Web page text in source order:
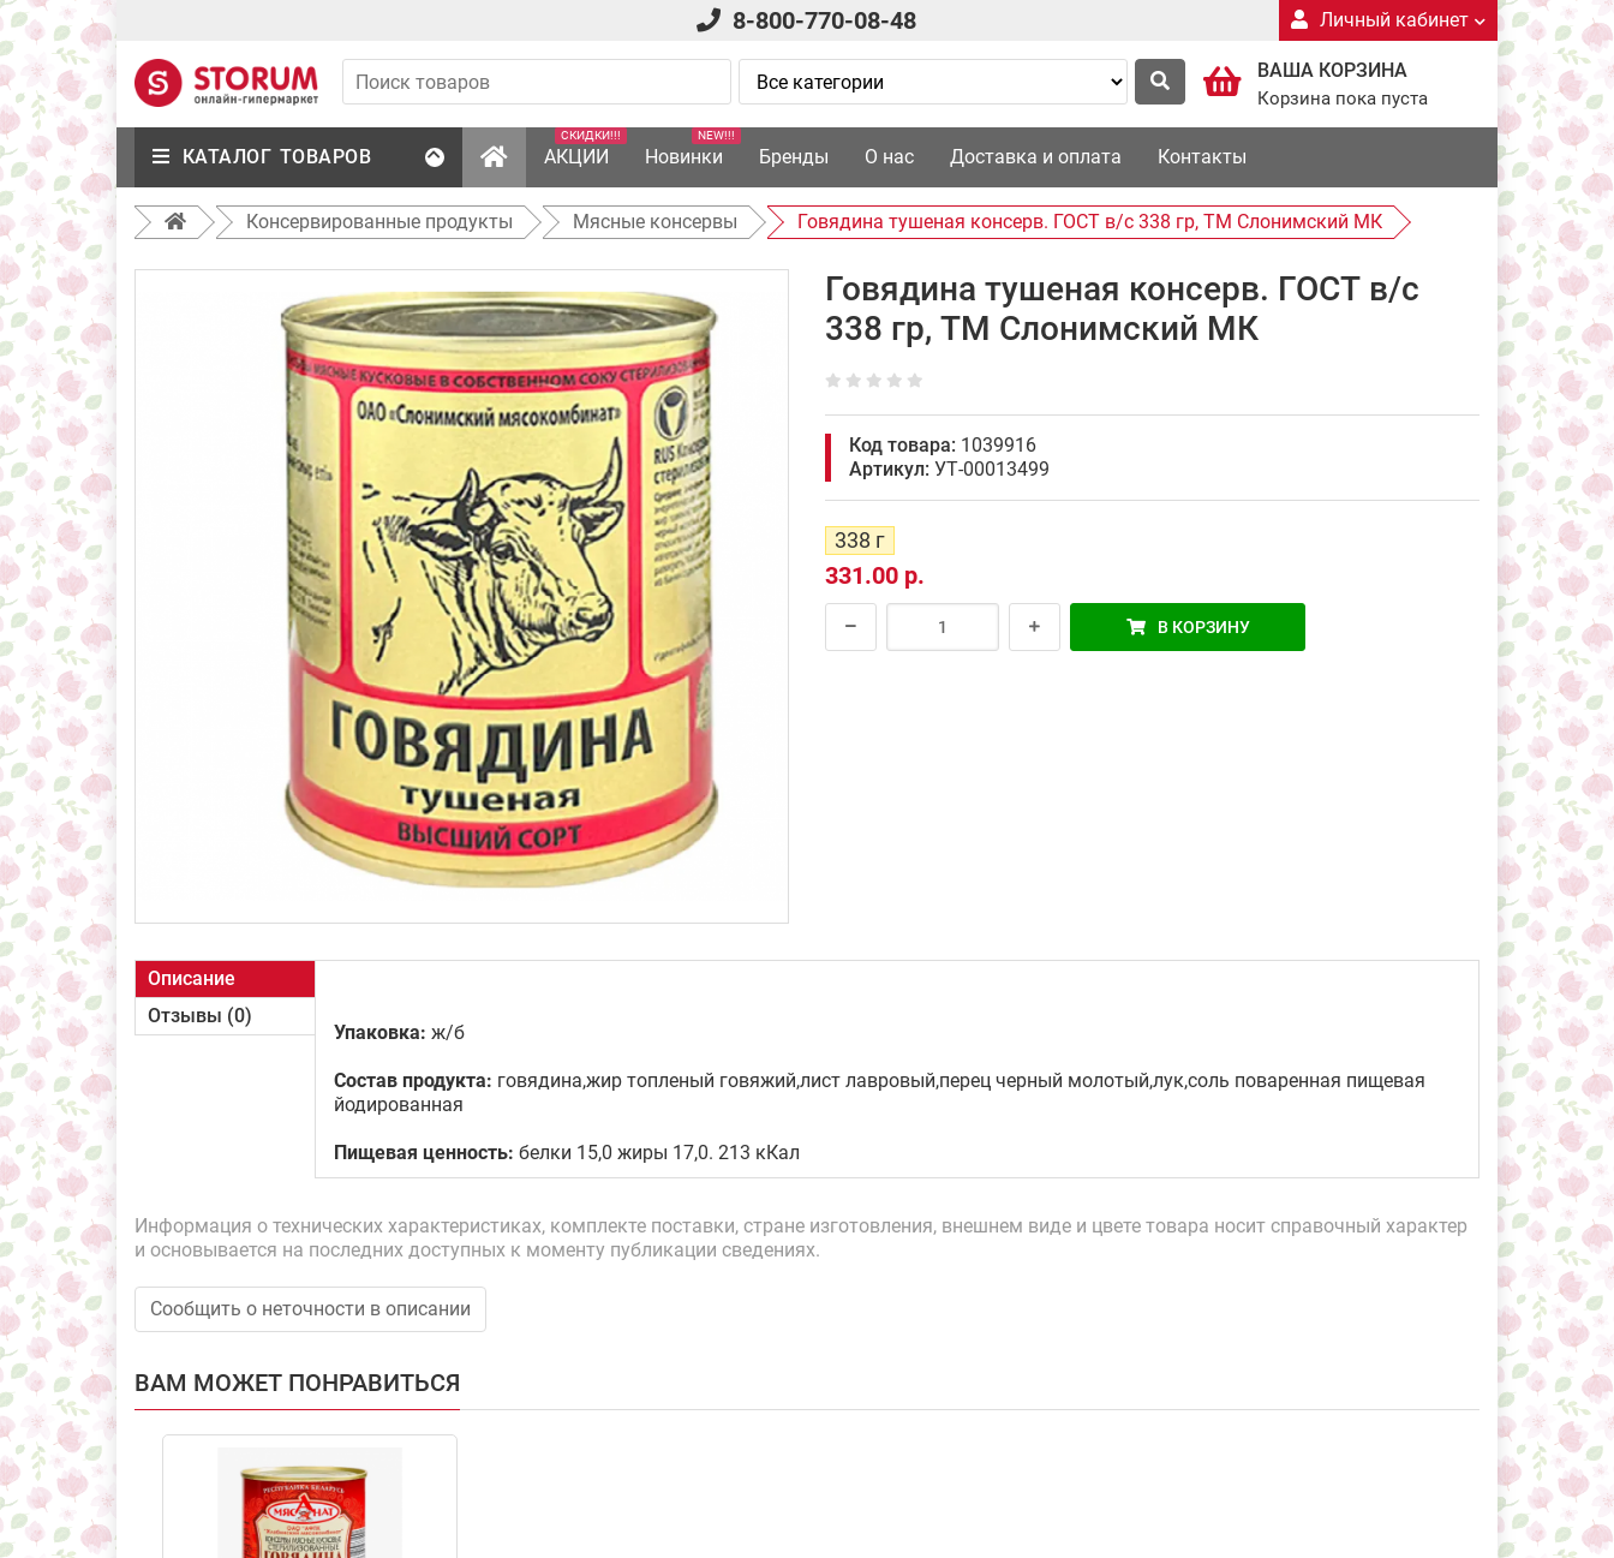
8-800-770-08-48 Личный кабинет
ВАША КОРЗИНА
Корзина пока пуста
КАТАЛОГ ТОВАРОВ АКЦИИ
СКИДКИ!!!
Новинки
NEW!!!
Бренды О нас Доставка и оплата Контакты
Консервированные продукты Мясные консервы Говядина тушеная консерв. ГОСТ в/с 338 гр, ТМ Слонимский МК
Говядина тушеная консерв. ГОСТ в/с
338 гр, ТМ Слонимский МК
Код товара: 1039916
Артикул: УТ-00013499
338 г
331.00 р.
В КОРЗИНУ
Описание
Отзывы (0)
Упаковка: ж/б
Состав продукта: говядина,жир топленый говяжий,лист лавровый,перец черный молотый,лук,соль поваренная пищевая
йодированная
Пищевая ценность: белки 15,0 жиры 17,0. 213 кКал
Информация о технических характеристиках, комплекте поставки, стране изготовления, внешнем виде и цвете товара носит справочный характер
и основывается на последних доступных к моменту публикации сведениях.
Сообщить о неточности в описании
ВАМ МОЖЕТ ПОНРАВИТЬСЯ